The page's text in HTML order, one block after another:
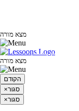
מצא מורה
מצא מורה
הקודם
×סגור
×סגור